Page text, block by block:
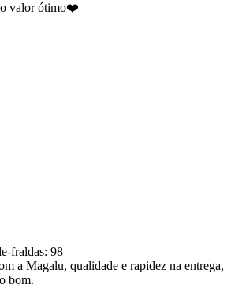
valor ótimo❤️
fraldas: 98
a Magalu, qualidade e rapidez na entrega,
bom.